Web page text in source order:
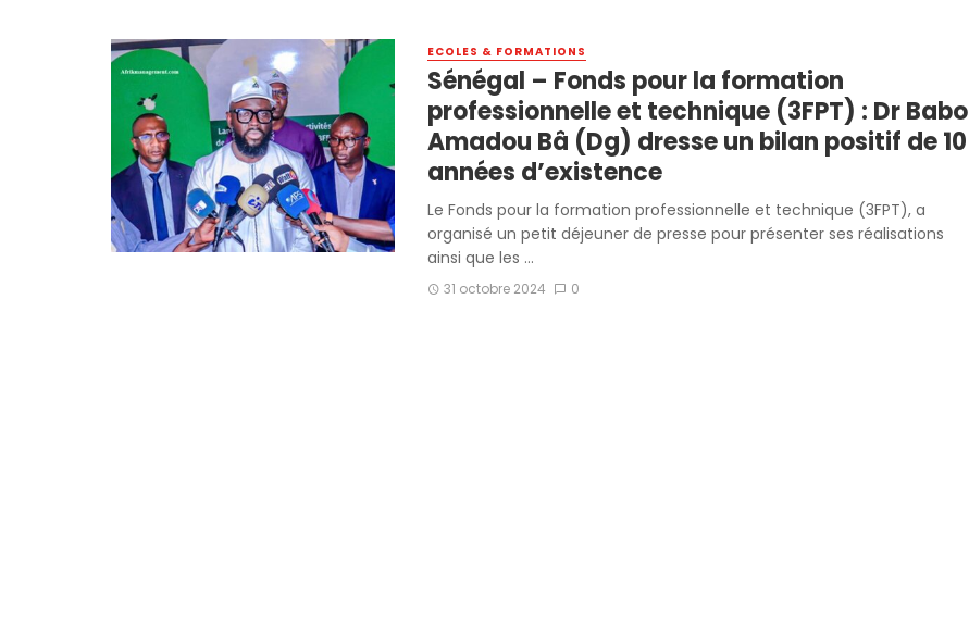
ECOLES & FORMATIONS
Sénégal – Fonds pour la formation
professionnelle et technique (3FPT) : Dr Babo
Amadou Bâ (Dg) dresse un bilan positif de 10
années d’existence
Le Fonds pour la formation professionnelle et technique (3FPT), a
organisé un petit déjeuner de presse pour présenter ses réalisations
ainsi que les ...
31 octobre 2024 0